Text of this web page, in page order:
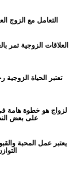
التعامل مع الزوج
العلاقات الزوجية تمر
تعتبر الحياة
لزواج هو خطوة هامة
على بعض
يعتبر عمل المحبة